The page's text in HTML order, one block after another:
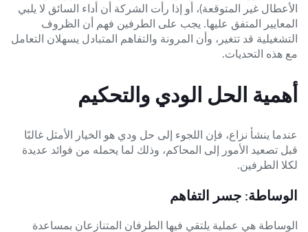
الأعطال غير المتوقعة)، أو إذا رأت الشركة أن أداء السائق لا يلبي
المعايير المتفق عليها. يجب على الطرفين فهم أن الظروف
التشغيلية قد تتغير، وأن المرونة والتفاهم المتبادل يسهلان التعامل
مع هذه التحديات.
أهمية الحل الودي والتحكيم
عندما ينشأ نزاع، فإن اللجوء إلى حل ودي هو الخيار الأمثل غالبًا
قبل تصعيد الأمور إلى المحاكم، وذلك لما يحمله من فوائد عديدة
لكلا الطرفين.
الوساطة: جسر التفاهم
الوساطة هي عملية يلتقي فيها الطرفان المتنازعان بمساعدة